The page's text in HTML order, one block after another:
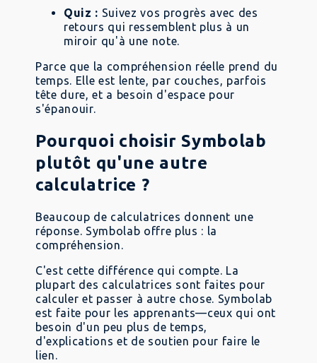
Quiz : Suivez vos progrès avec des
retours qui ressemblent plus à un
miroir qu'à une note.
Parce que la compréhension réelle prend du
temps. Elle est lente, par couches, parfois
tête dure, et a besoin d'espace pour
s'épanouir.
Pourquoi choisir Symbolab
plutôt qu'une autre
calculatrice ?
Beaucoup de calculatrices donnent une
réponse. Symbolab offre plus : la
compréhension.
C'est cette différence qui compte. La
plupart des calculatrices sont faites pour
calculer et passer à autre chose. Symbolab
est faite pour les apprenants—ceux qui ont
besoin d'un peu plus de temps,
d'explications et de soutien pour faire le
lien.